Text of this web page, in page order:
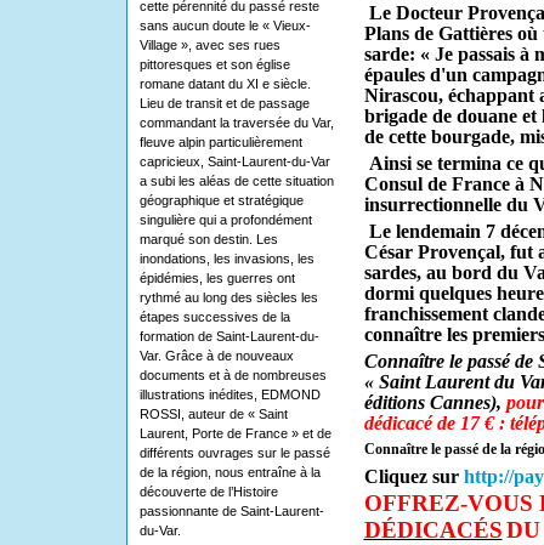
cette pérennité du passé reste
sans aucun doute le « Vieux-
Village », avec ses rues
pittoresques et son église
romane datant du XI e siècle.
Lieu de transit et de passage
commandant la traversée du Var,
fleuve alpin particulièrement
capricieux, Saint-Laurent-du-Var
a subi les aléas de cette situation
géographique et stratégique
singulière qui a profondément
marqué son destin. Les
inondations, les invasions, les
épidémies, les guerres ont
rythmé au long des siècles les
étapes successives de la
formation de Saint-Laurent-du-
Var. Grâce à de nouveaux
documents et à de nombreuses
illustrations inédites, EDMOND
ROSSI, auteur de « Saint
Laurent, Porte de France » et de
différents ouvrages sur le passé
de la région, nous entraîne à la
découverte de l’Histoire
passionnante de Saint-Laurent-
du-Var.
Le Docteur
Plans de Gattières
sarde: « Je passais
épau­les d'un
Nirascou, échappant
brigade de douane
de cette bourgade,
Ainsi se termina ce
Consul de France à
insurrec­tionnelle du
Le lendemain 7
César Provençal, fut
sardes, au bord du
dormi quelques
franchissement
connaître les
Connaître le passé
« Saint Laurent du
éditions Cannes),
dédicacé de 17 € :
Connaître le passé de la
Cliquez sur http://
OFFREZ-VOUS
DÉDICACÉSDU